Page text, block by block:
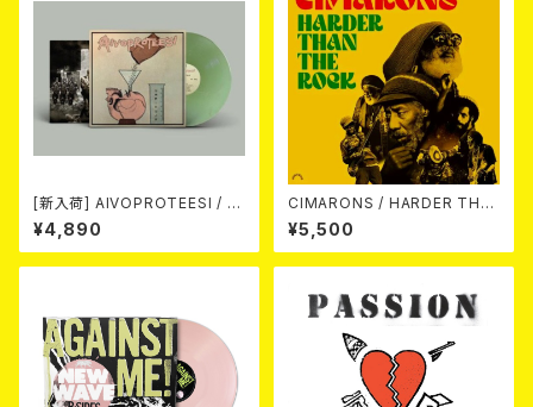
[新入荷] AIVOPROTEESI / U
MPIKUJA (LP / LTD.100 DIE
-HARD COKE BOTTLE GRE
EN VINYL) (ITA / F.O.A.D.)
¥4,890
CIMARONS / HARDER THA
¥5,500